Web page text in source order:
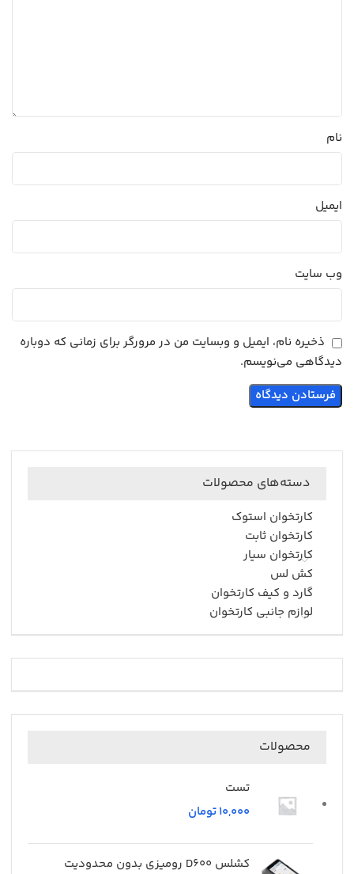
نام
ایمیل
وب‌ سایت
ذخیره نام، ایمیل و وبسایت من در مرورگر برای زمانی که دوباره
دیدگاهی می‌نویسم.
دسته‌های محصولات
کارتخوان استوک
کارتخوان ثابت
کارتخوان سیار
کش لس
گارد و کیف کارتخوان
لوازم جانبی کارتخوان
محصولات
تست
تومان
کشلس D600 رومیزی بدون محدودیت